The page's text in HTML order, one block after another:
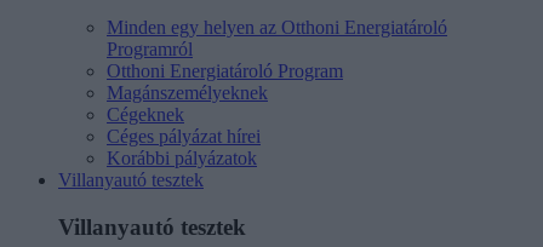
Minden egy helyen az Otthoni Energiatároló
Programról
Otthoni Energiatároló Program
Magánszemélyeknek
Cégeknek
Céges pályázat hírei
Korábbi pályázatok
Villanyautó tesztek
Villanyautó tesztek